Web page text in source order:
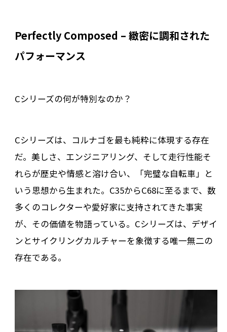
Perfectly Composed – 緻密に調和された
パフォーマンス
Cシリーズの何が特別なのか？
Cシリーズは、コルナゴを最も純粋に体現する存在
だ。美しさ、エンジニアリング、そして走行性能――そ
れらが歴史や情感と溶け合い、「完璧な自転車」と
いう思想から生まれた。C35からC68に至るまで、数
多くのコレクターや愛好家に支持されてきた事実
が、その価値を物語っている。Cシリーズは、デザイ
ンとサイクリングカルチャーを象徴する唯一無二の
存在である。